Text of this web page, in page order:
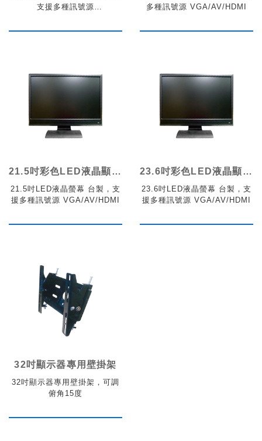
支援多種訊號源
多種訊號源 VGA/AV/HDMI
21.5吋彩色LED液晶顯示器
21.5吋LED液晶螢幕 台製，支
援多種訊號源 VGA/AV/HDMI
23.6吋彩色LED液晶顯示器
23.6吋LED液晶螢幕 台製，支
援多種訊號源 VGA/AV/HDMI
32吋顯示器專用壁掛架
32吋顯示器專用壁掛架，可調
俯角15度